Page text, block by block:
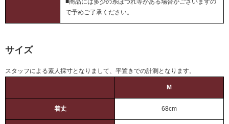
■商品には多少の糸ほつれ等がある場合がございますの
で予めご了承ください。
サイズ
スタッフによる素人採寸となりまして、平置きでの計測となります。
M
着丈 68cm